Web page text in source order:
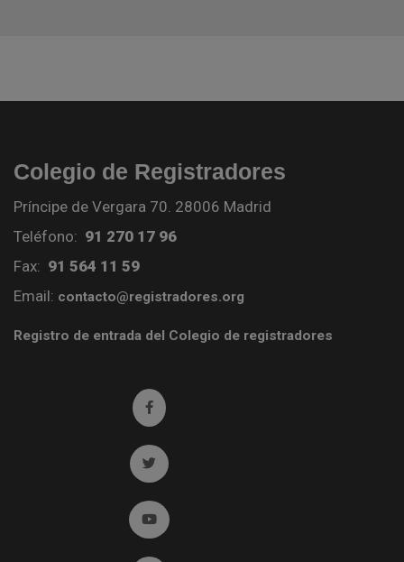
Colegio de Registradores
Príncipe de Vergara 70. 28006 Madrid
Teléfono: 91 270 17 96
Fax: 91 564 11 59
Email: contacto@registradores.org
Registro de entrada del Colegio de registradores
Ir a facebook (abre en ventana nueva)
Ir a twitter (abre en ventana nueva)
Ir a YouTube (abre en ventana nueva)